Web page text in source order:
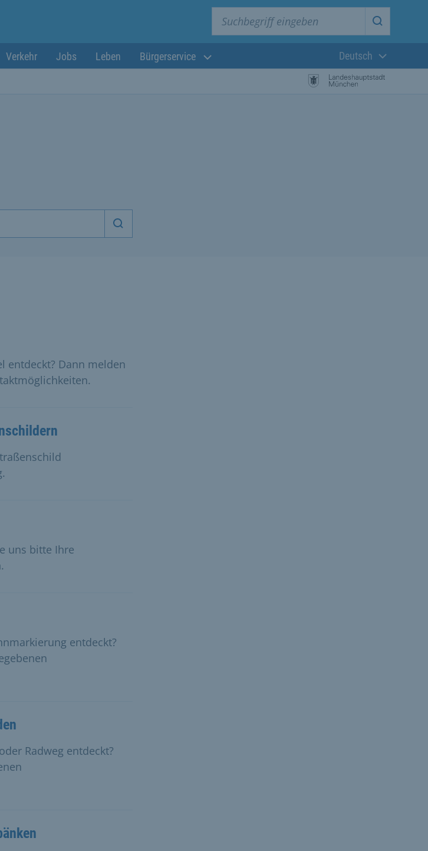
Suche
Verkehr Jobs Leben Bürgerservice
Aktuelle
Deutsch
Dienstleistungssuche Starten
entdeckt? Dann melden
uns bitte Ihre
entdeckt?
Radweg entdeckt?